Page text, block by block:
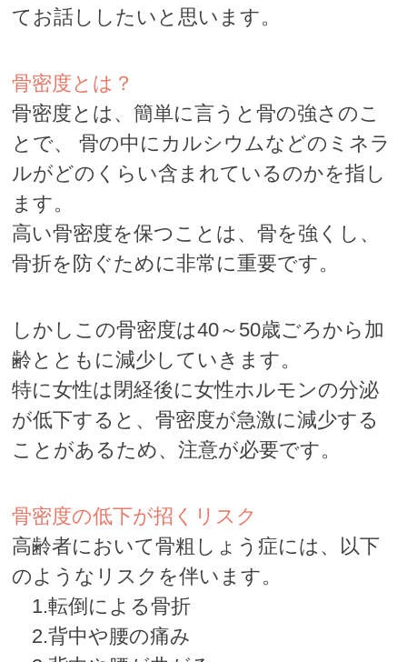
てお話ししたいと思います。
骨密度とは？
骨密度とは、簡単に言うと骨の強さのこ
とで、 骨の中にカルシウムなどのミネラ
ルがどのくらい含まれているのかを指し
ます。
高い骨密度を保つことは、骨を強くし、
骨折を防ぐために非常に重要です。
しかしこの骨密度は40～50歳ごろから加
齢とともに減少していきます。
特に女性は閉経後に女性ホルモンの分泌
が低下すると、骨密度が急激に減少する
ことがあるため、注意が必要です。
骨密度の低下が招くリスク
高齢者において骨粗しょう症には、以下
のようなリスクを伴います。
1.転倒による骨折
2.背中や腰の痛み